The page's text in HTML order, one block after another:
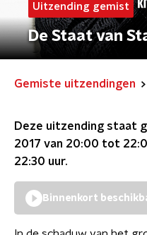
Uitzending gemist
De Staat van
Gemiste uitzendingen
Deze uitzending staat
2017 van 20:00 tot
22:30 uur.
Binnenkort